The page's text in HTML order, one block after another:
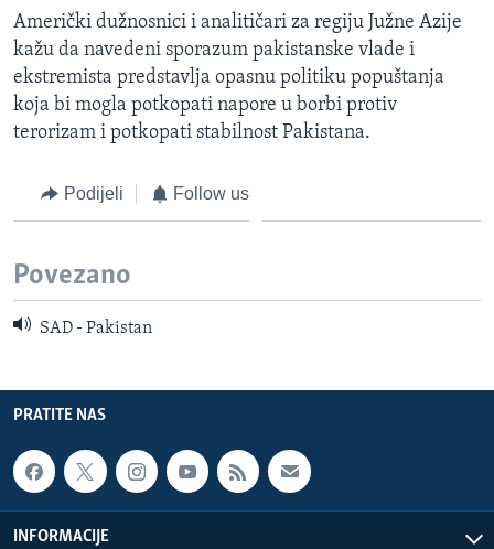
Američki dužnosnici i analitičari za regiju Južne Azije
kažu da navedeni sporazum pakistanske vlade i
ekstremista predstavlja opasnu politiku popuštanja
koja bi mogla potkopati napore u borbi protiv
terorizam i potkopati stabilnost Pakistana.
Podijeli Follow us
Povezano
SAD - Pakistan
PRATITE NAS
INFORMACIJE